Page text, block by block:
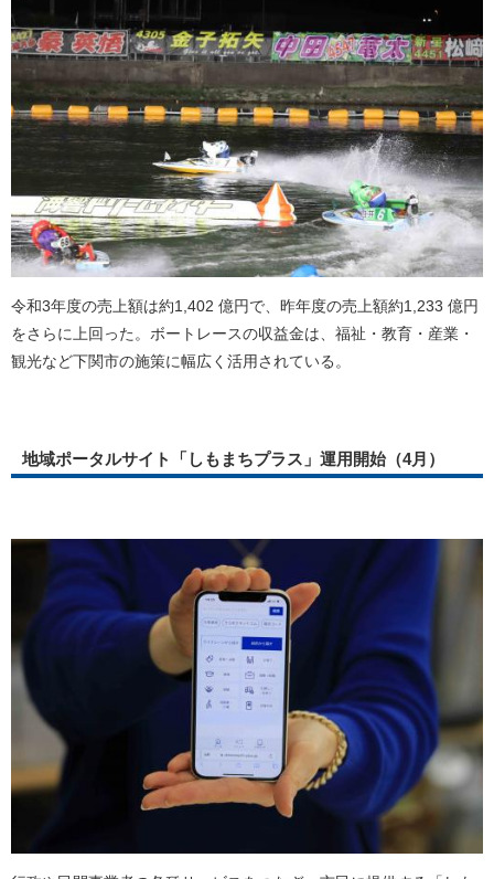
令和3年度の売上額は約1,402 億円で、昨年度の売上額約1,233 億円
をさらに上回った。ボートレースの収益金は、福祉・教育・産業・
観光など下関市の施策に幅広く活用されている。
地域ポータルサイト「しもまちプラス」運用開始（4月）